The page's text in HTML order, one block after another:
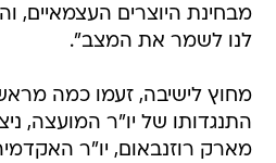
מבחינת היוצרים העצמאיים,
לנו לשמר את המצב".
מחוץ לישיבה, זעמו כמה
התנגדותו של יו"ר המועצה,
מארק רוזנבאום, יו"ר